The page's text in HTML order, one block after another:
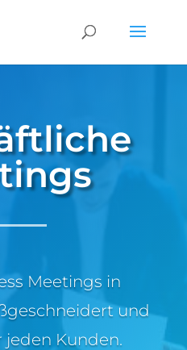
Meetings in
und
Kunden.